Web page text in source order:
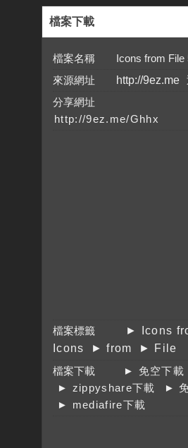
檔案下載
檔案名稱 Icons from File
來源網址
http://9ez.me
分享網址
檔案標籤 ► Icons
Icons
► from
► File
檔案下載